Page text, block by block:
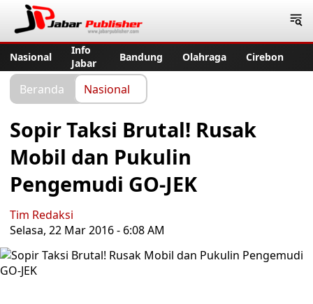
Nasional
Info
Jabar
Bandung Olahraga Cirebon
Beranda Nasional
Sopir Taksi Brutal! Rusak
Mobil dan Pukulin
Pengemudi GO-JEK
Tim Redaksi
Selasa, 22 Mar 2016 - 6:08 AM